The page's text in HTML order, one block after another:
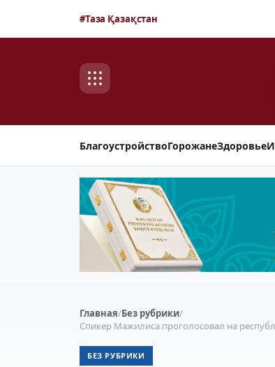
#Таза Қазақстан
БлагоустройствоГорожанеЗдоровье
Главная/Без рубрики/
Спикер Мажилиса проголосовал на
БЕЗ РУБРИКИ